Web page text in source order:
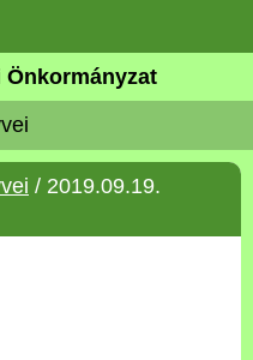
/ 2019.09.19.